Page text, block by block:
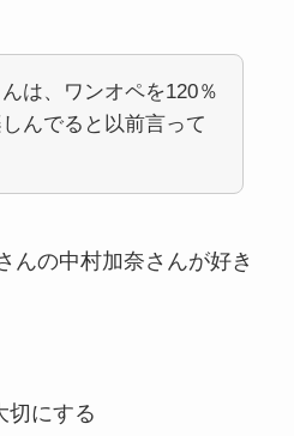
は、ワンオペを120％
んでると以前言って
んの中村加奈さんが好き
切にする